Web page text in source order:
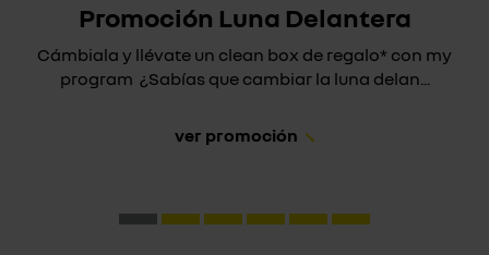
Promoción Luna Delantera
Cámbiala y llévate un clean box de regalo* con my
program ¿Sabías que cambiar la luna delan...
ver promoción